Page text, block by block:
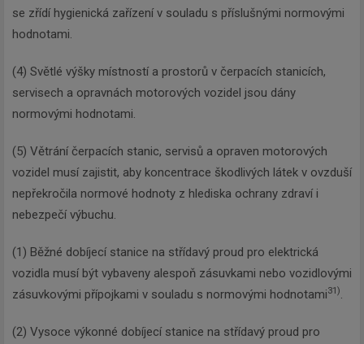
se zřídí hygienická zařízení v souladu s příslušnými normovými
hodnotami.
(4) Světlé výšky místností a prostorů v čerpacích stanicích,
servisech a opravnách motorových vozidel jsou dány
normovými hodnotami.
(5) Větrání čerpacích stanic, servisů a opraven motorových
vozidel musí zajistit, aby koncentrace škodlivých látek v ovzduší
nepřekročila normové hodnoty z hlediska ochrany zdraví i
nebezpečí výbuchu.
(1) Běžné dobíjecí stanice na střídavý proud pro elektrická
vozidla musí být vybaveny alespoň zásuvkami nebo vozidlovými
zásuvkovými přípojkami v souladu s normovými hodnotami31).
(2) Vysoce výkonné dobíjecí stanice na střídavý proud pro